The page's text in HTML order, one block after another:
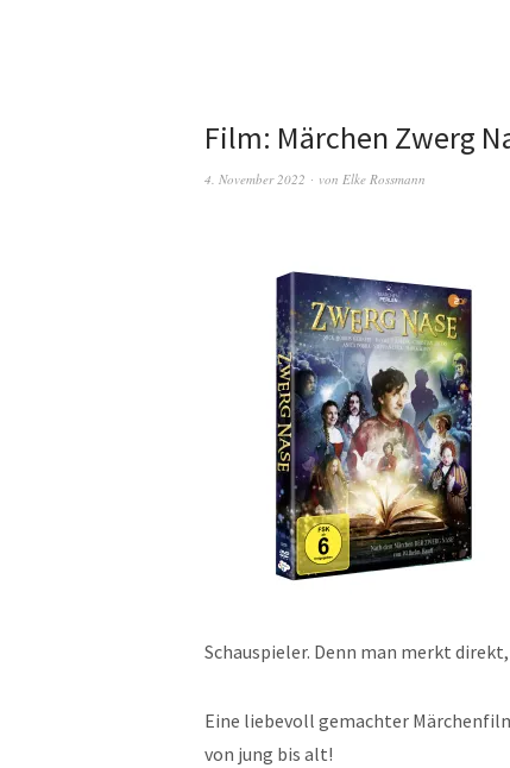
Film: Märchen Zwerg
4. November 2022 von Elke Rossmann
Schauspieler. Denn man merkt
Eine liebevoll gemachter
von jung bis alt!